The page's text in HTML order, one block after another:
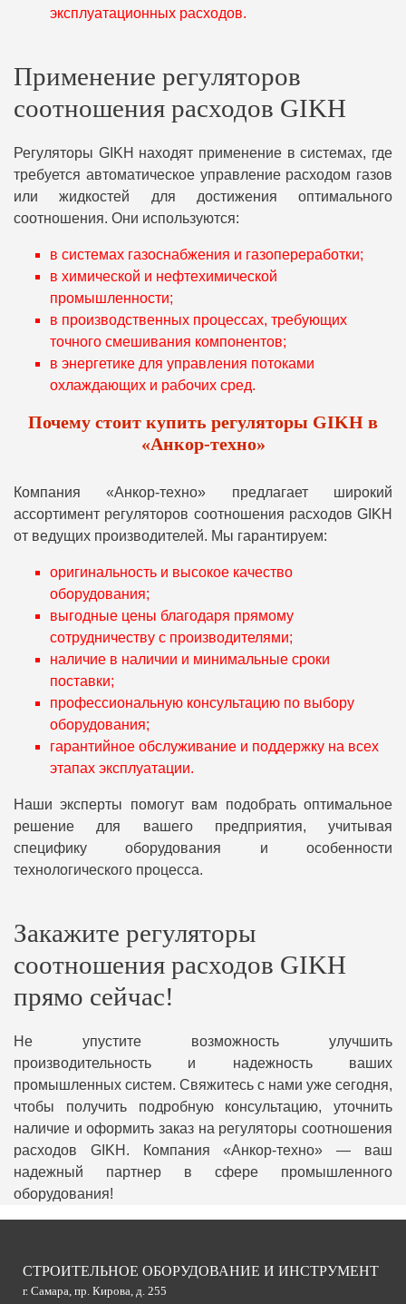
эксплуатационных расходов.
Применение регуляторов
соотношения расходов GIKH
Регуляторы GIKH находят применение в системах, где
требуется автоматическое управление расходом газов
или жидкостей для достижения оптимального
соотношения. Они используются:
в системах газоснабжения и газопереработки;
в химической и нефтехимической
промышленности;
в производственных процессах, требующих
точного смешивания компонентов;
в энергетике для управления потоками
охлаждающих и рабочих сред.
Почему стоит купить регуляторы GIKH в
«Анкор-техно»
Компания «Анкор-техно» предлагает широкий
ассортимент регуляторов соотношения расходов GIKH
от ведущих производителей. Мы гарантируем:
оригинальность и высокое качество
оборудования;
выгодные цены благодаря прямому
сотрудничеству с производителями;
наличие в наличии и минимальные сроки
поставки;
профессиональную консультацию по выбору
оборудования;
гарантийное обслуживание и поддержку на всех
этапах эксплуатации.
Наши эксперты помогут вам подобрать оптимальное
решение для вашего предприятия, учитывая
специфику оборудования и особенности
технологического процесса.
Закажите регуляторы
соотношения расходов GIKH
прямо сейчас!
Не упустите возможность улучшить
производительность и надежность ваших
промышленных систем. Свяжитесь с нами уже сегодня,
чтобы получить подробную консультацию, уточнить
наличие и оформить заказ на регуляторы соотношения
расходов GIKH. Компания «Анкор-техно» — ваш
надежный партнер в сфере промышленного
оборудования!
СТРОИТЕЛЬНОЕ ОБОРУДОВАНИЕ И ИНСТРУМЕНТ
г. Самара, пр. Кирова, д. 255